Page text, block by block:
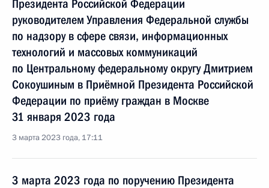
Президента Российской Федерации
руководителем Управления Федеральной службы
по надзору в сфере связи, информационных
технологий и массовых коммуникаций
по Центральному федеральному округу Дмитрием
Сокоушиным в Приёмной Президента Российской
Федерации по приёму граждан в Москве
31 января 2023 года
3 марта 2023 года, 17:11
3 марта 2023 года по поручению Президента